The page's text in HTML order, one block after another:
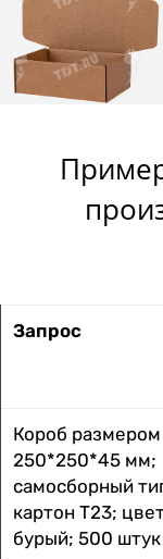
Запрос
Короб размером
250*250*45 мм;
самосборный
картон Т23;
бурый; 500 штук